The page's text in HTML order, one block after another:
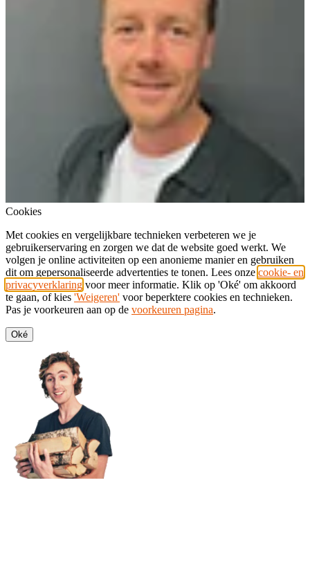
Cookies
Met cookies en vergelijkbare technieken verbeteren we je
gebruikerservaring en zorgen we dat de website goed werkt. We
volgen je online activiteiten op een anonieme manier en gebruiken
dit om gepersonaliseerde advertenties te tonen. Lees onze cookie- en
privacyverklaring voor meer informatie. Klik op 'Oké' om akkoord
te gaan, of kies 'Weigeren' voor beperktere cookies en technieken.
Pas je voorkeuren aan op de voorkeuren pagina.
Oké